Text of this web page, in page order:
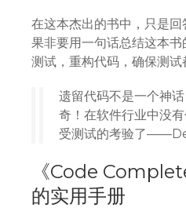
在这本杰出的书中，只是
果非要用一句话总结这本书
测试，重构代码，确保测试
遗留代码不是一个神
奇！在软件行业中没
受测试的考验了
《Code
的实用手册